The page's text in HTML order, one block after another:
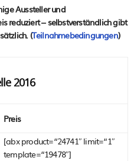
Aussteller und
reduziert – selbstverständlich gibt
(Teilnahmebedingungen)
2016
Preis
[abx product=“24741″ limit=“1″
template=“19478″]